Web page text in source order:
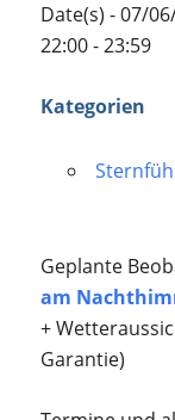
Date(s) - 07/
22:00 - 23:59
Kategorien
Geplante
am
+
Garantie)